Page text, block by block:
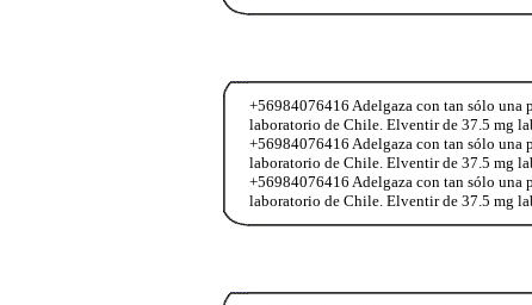
+56984076416 Adelgaza con tan sólo una
laboratorio de Chile. Elventir de 37.5 mg
+56984076416 Adelgaza con tan sólo una
laboratorio de Chile. Elventir de 37.5 mg
+56984076416 Adelgaza con tan sólo una
laboratorio de Chile. Elventir de 37.5 mg